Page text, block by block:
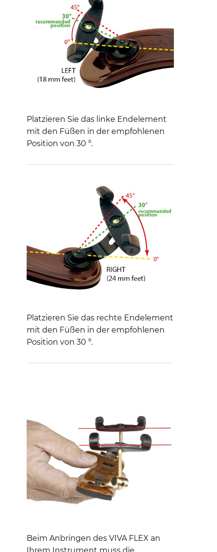
Platzieren Sie das linke Endelement
mit den Füßen in der empfohlenen
Position von 30 °.
Platzieren Sie das rechte Endelement
mit den Füßen in der empfohlenen
Position von 30 °.
Beim Anbringen des VIVA FLEX an
Ihrem Instrument muss die